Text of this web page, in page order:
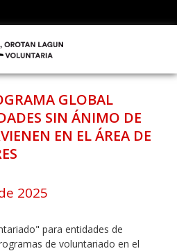
GLOBAL
SIN ÁNIMO DE
EN EL ÁREA DE
2025
para entidades de
de voluntariado en el